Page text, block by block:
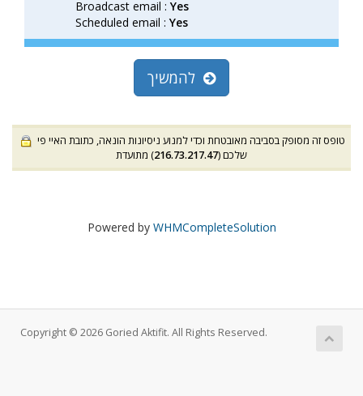
Broadcast email :Yes
Scheduled email :Yes
שלכם (216.73.217.47) מתועדת
Powered by WHMCompleteSolution
Copyright © 2026 Goried Aktifit. All Rights Reserved.